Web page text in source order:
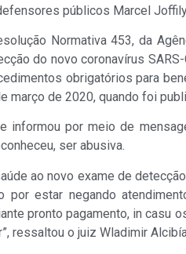
públicos Marcel
Normativa 453, da
do novo coronavírus SARS-
obrigatórios para
março de 2020, quando foi
informou por meio de
ser abusiva.
ao novo exame de
por estar negando
pronto pagamento, in casu
ressaltou o juiz Wladimir